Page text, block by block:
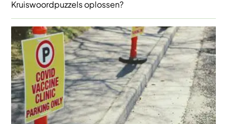
Kruiswoordpuzzels oplossen?
Afbeelding